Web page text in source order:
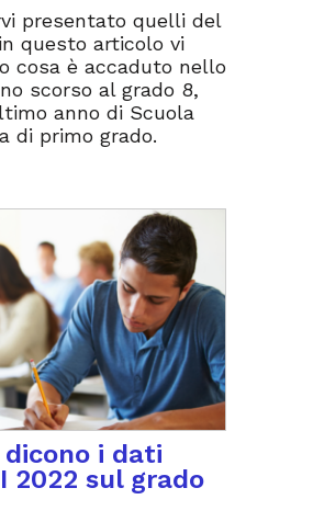
presentato quelli del
questo articolo vi
cosa è accaduto nello
scorso al grado 8,
anno di Scuola
di primo grado.
dicono i dati
2022 sul grado